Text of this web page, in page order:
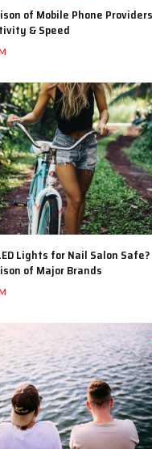
of Mobile Phone
& Speed
Lights for Nail Salon Safe?
of Major Brands